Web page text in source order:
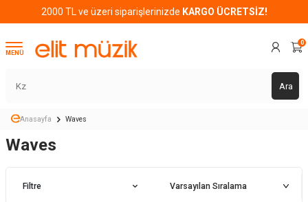
2000 TL ve üzeri siparişlerinizde KARGO ÜCRETSİZ!
MENÜ
Ara
0
Anasayfa Waves
Waves
Filtre